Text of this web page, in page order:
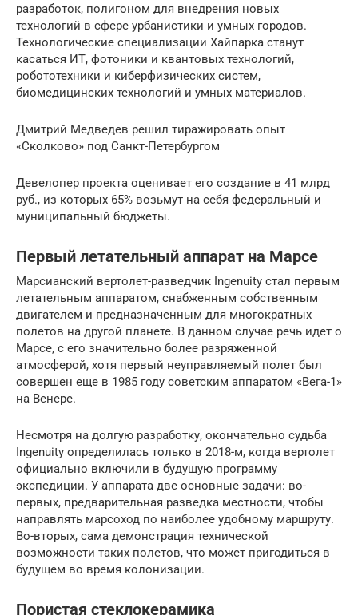
разработок, полигоном для внедрения новых
технологий в сфере урбанистики и умных городов.
Технологические специализации Хайпарка станут
касаться ИТ, фотоники и квантовых технологий,
робототехники и киберфизических систем,
биомедицинских технологий и умных материалов.
Дмитрий Медведев решил тиражировать опыт
«Сколково» под Санкт-Петербургом
Девелопер проекта оценивает его создание в 41 млрд
руб., из которых 65% возьмут на себя федеральный и
муниципальный бюджеты.
Первый летательный аппарат на Марсе
Марсианский вертолет-разведчик Ingenuity стал первым
летательным аппаратом, снабженным собственным
двигателем и предназначенным для многократных
полетов на другой планете. В данном случае речь идет о
Марсе, с его значительно более разряженной
атмосферой, хотя первый неуправляемый полет был
совершен еще в 1985 году советским аппаратом «Вега-1»
на Венере.
Несмотря на долгую разработку, окончательно судьба
Ingenuity определилась только в 2018-м, когда вертолет
официально включили в будущую программу
экспедиции. У аппарата две основные задачи: во-
первых, предварительная разведка местности, чтобы
направлять марсоход по наиболее удобному маршруту.
Во-вторых, сама демонстрация технической
возможности таких полетов, что может пригодиться в
будущем во время колонизации.
Пористая стеклокерамика